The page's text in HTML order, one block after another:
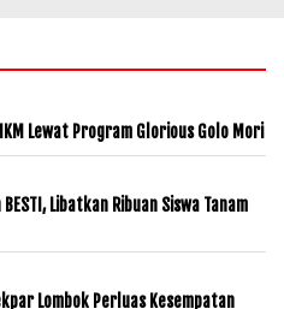
Lewat Program Glorious Golo Mori
Libatkan Ribuan Siswa Tanam
Lombok Perluas Kesempatan